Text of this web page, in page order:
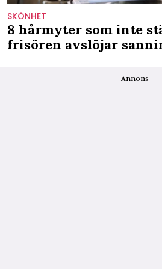
SKÖNHET
8 hårmyter som inte
frisören avslöjar
Annons